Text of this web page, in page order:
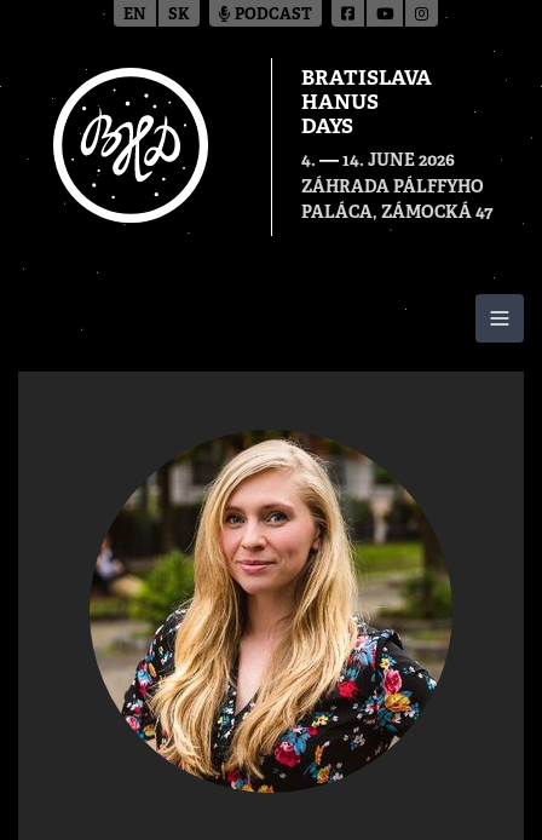
BRATISLAVA
HANUS
DAYS
4. — 14. JUNE 2026
ZÁHRADA PÁLFFYHO
PALÁCA, ZÁMOCKÁ 47
EN SK PODCAST